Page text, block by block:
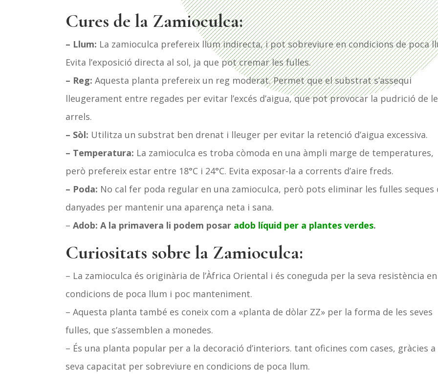
Cures de la Zamioculca:
– Llum: La zamioculca prefereix llum indirecta, i pot sobreviure en condicions de poca
Evita l’exposició directa al sol, ja que pot cremar les fulles.
– Reg: Aquesta planta prefereix un reg moderat. Permet que el substrat s’assequi
lleugerament entre regades per evitar l’excés d’aigua, que pot provocar la pudrició de
arrels.
– Sòl: Utilitza un substrat ben drenat i lleuger per evitar la retenció d’aigua excessiva.
– Temperatura: La zamioculca es troba còmoda en una àmpli marge de temperatures,
però prefereix estar entre 18°C i 24°C. Evita exposar-la a corrents d’aire freds.
– Poda: No cal fer poda regular en una zamioculca, però pots eliminar les fulles seques
danyades per mantenir una aparença neta i sana.
–Adob: A la primavera li podem posar adob líquid per a plantes verdes.
Curiositats sobre la Zamioculca:
– La zamioculca és originària de l’Àfrica Oriental i és coneguda per la seva resistència en
condicions de poca llum i poc manteniment.
– Aquesta planta també es coneix com a «planta de dòlar ZZ» per la forma de les seves
fulles, que s’assemblen a monedes.
– És una planta popular per a la decoració d’interiors. tant oficines com cases, gràcies a
seva capacitat per sobreviure en condicions de poca llum.